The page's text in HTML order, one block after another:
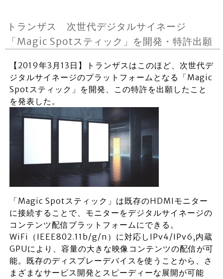
トランザス 次世代デジタルサイネージ
「Magic Spotスティック」を開発・特許出願
【2019年3月13日】トランザスはこのほど、次世代デ
ジタルサイネージのプラットフォームとなる「Magic
Spotスティック」を開発、この特許を出願したこと
を発表した。
「Magic Spotスティック」は既存のHDMIモニター
に接続することで、モニターをデジタルサイネージの
コンテンツ配信プラットフォームにできる。
WiFi（IEEE802.11b/g/n）に対応しIPv4/IPv6,内蔵
GPUにより、容量の大きな映像コンテンツの配信が可
能。既存のディスプレーデバイスを使うことから、さ
まざまなサービス開発とスピーディーな展開が可能